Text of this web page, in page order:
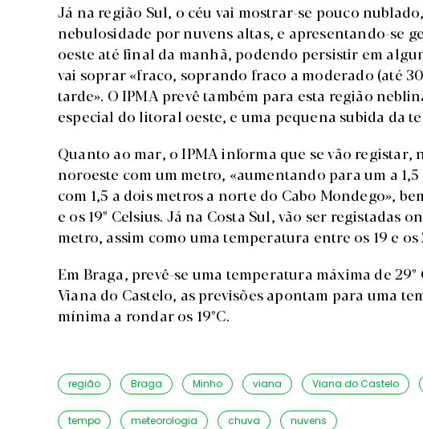
Já na região Sul, o céu vai mostrar-se pouco
nebulosidade por nuvens altas, e apresentando-se
oeste até final da manhã, podendo persistir em
vai soprar «fraco, soprando fraco a moderado (até
tarde». O IPMA prevê também para esta região
especial do litoral oeste, e uma pequena subida da
Quanto ao mar, o IPMA informa que se vão registar,
noroeste com um metro, «aumentando para um a
com 1,5 a dois metros a norte do Cabo Mondego»,
e os 19º Celsius. Já na Costa Sul, vão ser registadas
metro, assim como uma temperatura entre os 19 e os
Em Braga, prevê-se uma temperatura máxima de 29º
Viana do Castelo, as previsões apontam para uma
mínima a rondar os 19ºC.
região Braga Minho viana Viana do Castelo
tempo meteorologia chuva nuvens